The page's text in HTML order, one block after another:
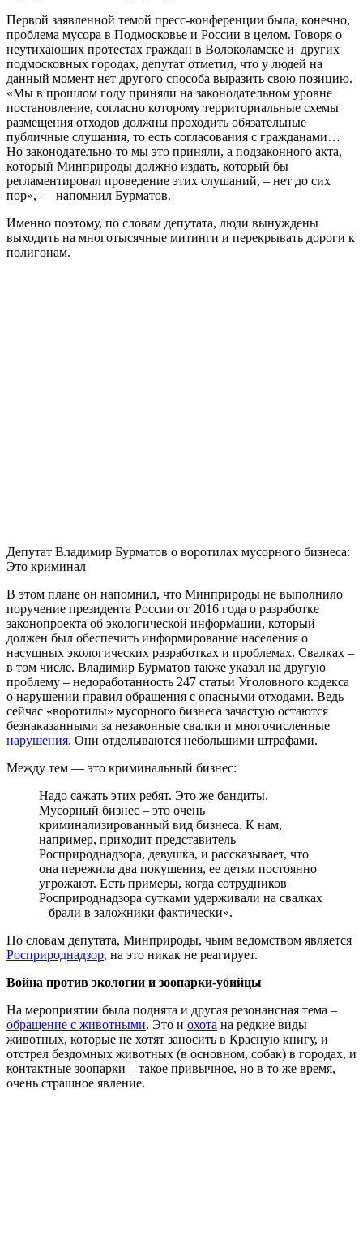
Первой заявленной темой пресс-конференции была, конечно,
проблема мусора в Подмосковье и России в целом. Говоря о
неутихающих протестах граждан в Волоколамске и других
подмосковных городах, депутат отметил, что у людей на
данный момент нет другого способа выразить свою позицию.
«Мы в прошлом году приняли на законодательном уровне
постановление, согласно которому территориальные схемы
размещения отходов должны проходить обязательные
публичные слушания, то есть согласования с гражданами…
Но законодательно-то мы это приняли, а подзаконного акта,
который Минприроды должно издать, который бы
регламентировал проведение этих слушаний, – нет до сих
пор», — напомнил Бурматов.
Именно поэтому, по словам депутата, люди вынуждены
выходить на многотысячные митинги и перекрывать дороги к
полигонам.
Депутат Владимир Бурматов о воротилах мусорного бизнеса:
Это криминал
В этом плане он напомнил, что Минприроды не выполнило
поручение президента России от 2016 года о разработке
законопроекта об экологической информации, который
должен был обеспечить информирование населения о
насущных экологических разработках и проблемах. Свалках –
в том числе. Владимир Бурматов также указал на другую
проблему – недоработанность 247 статьи Уголовного кодекса
о нарушении правил обращения с опасными отходами. Ведь
сейчас «воротилы» мусорного бизнеса зачастую остаются
безнаказанными за незаконные свалки и многочисленные
нарушения. Они отделываются небольшими штрафами.
Между тем — это криминальный бизнес:
Надо сажать этих ребят. Это же бандиты.
Мусорный бизнес – это очень
криминализированный вид бизнеса. К нам,
например, приходит представитель
Росприроднадзора, девушка, и рассказывает, что
она пережила два покушения, ее детям постоянно
угрожают. Есть примеры, когда сотрудников
Росприроднадзора сутками удерживали на свалках
– брали в заложники фактически».
По словам депутата, Минприроды, чьим ведомством является
Росприроднадзор, на это никак не реагирует.
Война против экологии и зоопарки-убийцы
На мероприятии была поднята и другая резонансная тема –
обращение с животными. Это и охота на редкие виды
животных, которые не хотят заносить в Красную книгу, и
отстрел бездомных животных (в основном, собак) в городах, и
контактные зоопарки – такое привычное, но в то же время,
очень страшное явление.